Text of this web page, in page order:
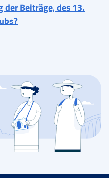
der Beiträge, des 13.